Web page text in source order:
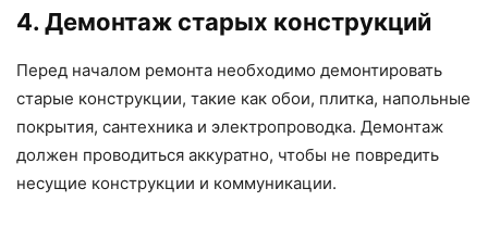
4. Демонтаж старых конструкций
Перед началом ремонта необходимо демонтировать
старые конструкции, такие как обои, плитка, напольные
покрытия, сантехника и электропроводка. Демонтаж
должен проводиться аккуратно, чтобы не повредить
несущие конструкции и коммуникации.